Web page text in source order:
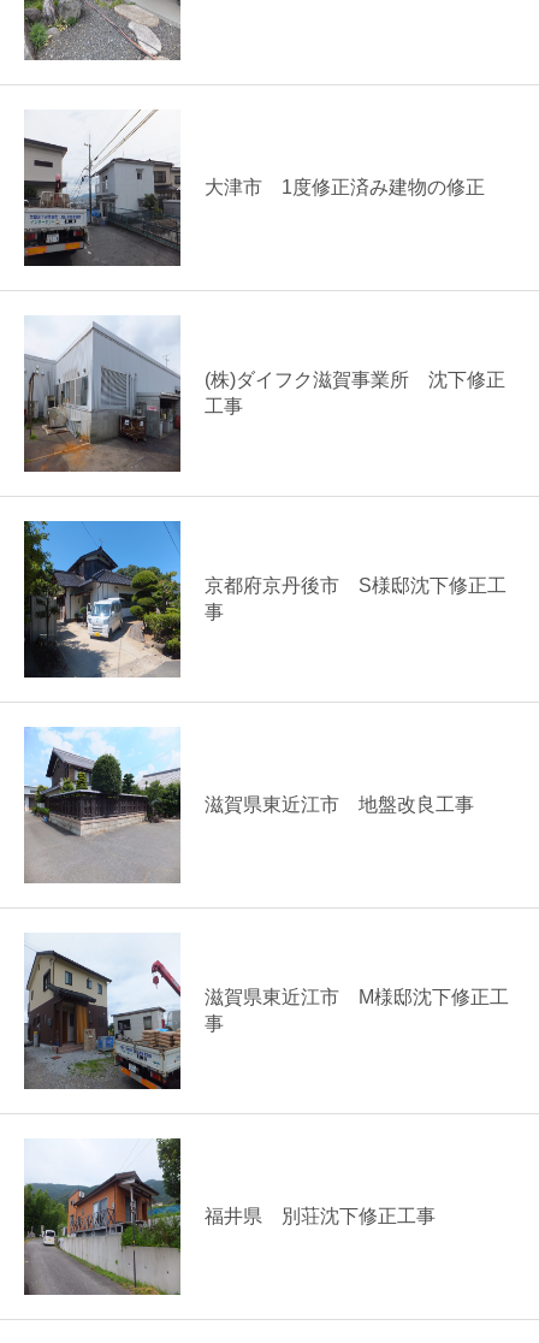
大津市 1度修正済み建物の修正
(株)ダイフク滋賀事業所 沈下修正
工事
京都府京丹後市 S様邸沈下修正工
事
滋賀県東近江市 地盤改良工事
滋賀県東近江市 M様邸沈下修正工
事
福井県 別荘沈下修正工事